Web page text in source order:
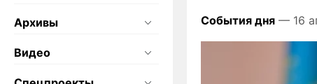
Архивы
Видео
События дня — 16